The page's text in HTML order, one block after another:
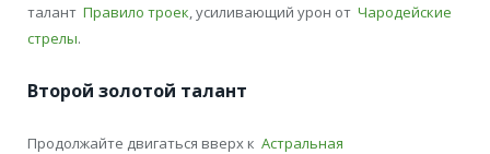
талант Правило троек, усиливающий урон от Чародейские
стрелы.
Второй золотой талант
Продолжайте двигаться вверх к Астральная